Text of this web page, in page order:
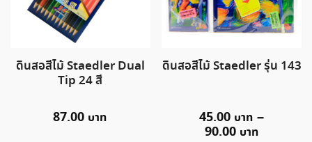
ดินสอสีไม้ Staedler Dual
Tip 24 สี
87.00
ดินสอสีไม้ Staedler รุ่น 143
45.00
–
90.00